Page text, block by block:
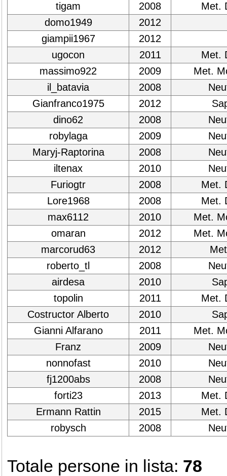
tigam
2008
Met.
domo1949
2012
giampii1967
2012
ugocon
2011
Met.
massimo922
2009
Met.
il_batavia
2008
Gianfranco1975
2012
dino62
2008
robylaga
2009
Maryj-Raptorina
2008
iltenax
2010
Furiogtr
2008
Met.
Lore1968
2008
Met.
max6112
2010
Met.
omaran
2012
Met.
marcorud63
2012
roberto_tl
2008
airdesa
2010
topolin
2011
Met.
Costructor Alberto
2010
Gianni Alfarano
2011
Met.
Franz
2009
nonnofast
2010
fj1200abs
2008
forti23
2013
Met.
Ermann Rattin
2015
Met.
robysch
2008
Totale persone in lista: 78